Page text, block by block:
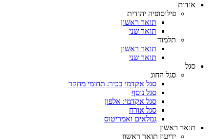
אודות
פילוסופיה יהודית
תואר ראשון
תואר שני
תלמוד
תואר ראשון
תואר שני
סגל
סגל החוג
סגל אקדמי בכיר: תחומי מחקר
סגל נוסף
סגל אקדמי: אלפון
סגל אורח
גמלאים ואמריטוס
תואר ראשון
ידיעון תואר ראשון